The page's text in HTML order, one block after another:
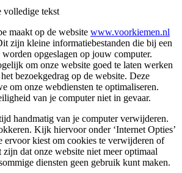
tekst
maakt op de website www.voorkiemen.nl
zijn kleine informatiebestanden die bij een
opgeslagen op jouw computer.
om onze website goed te laten werken
bezoekgedrag op de website. Deze
om onze webdiensten te optimaliseren.
van je computer niet in gevaar.
handmatig van je computer verwijderen.
Kijk hiervoor onder ‘Internet Opties’
ervoor kiest om cookies te verwijderen of
dat onze website niet meer optimaal
diensten geen gebruik kunt maken.